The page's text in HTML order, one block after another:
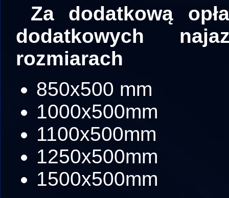
Za dodatkową
dodatkowych
rozmiarach
850x500 mm
1000x500mm
1100x500mm
1250x500mm
1500x500mm